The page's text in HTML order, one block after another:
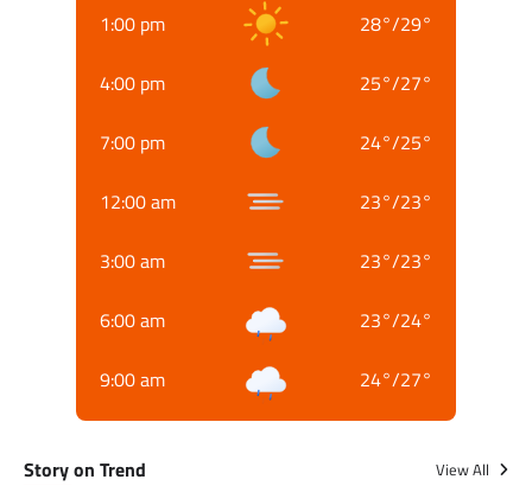
1:00 pm 28°/29°
4:00 pm 25°/27°
7:00 pm 24°/25°
12:00 am 23°/23°
3:00 am 23°/23°
6:00 am 23°/24°
9:00 am 24°/27°
Story on Trend View All